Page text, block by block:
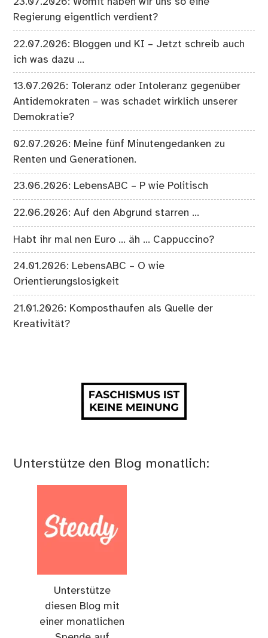
Regierung eigentlich verdient?
22.07.2026: Bloggen und KI – Jetzt schreib auch
ich was dazu …
13.07.2026: Toleranz oder Intoleranz gegenüber
Antidemokraten – was schadet wirklich unserer
Demokratie?
02.07.2026: Meine fünf Minutengedanken zu
Renten und Generationen.
23.06.2026: LebensABC – P wie Politisch
22.06.2026: Auf den Abgrund starren …
Habt ihr mal nen Euro … äh … Cappuccino?
24.01.2026: LebensABC – O wie
Orientierungslosigkeit
21.01.2026: Komposthaufen als Quelle der
Kreativität?
Unterstütze den Blog monatlich:
Unterstütze
diesen Blog mit
einer monatlichen